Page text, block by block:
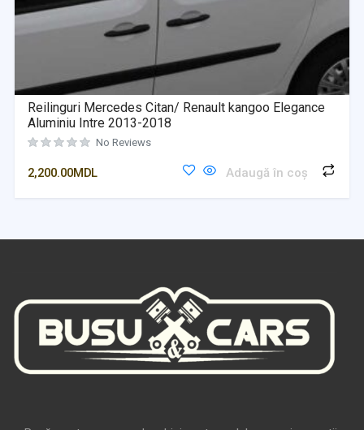
Reilinguri Mercedes Citan/ Renault kangoo Elegance
Aluminiu Intre 2013-2018
No Reviews
2,200.00MDL Adaugă în coș